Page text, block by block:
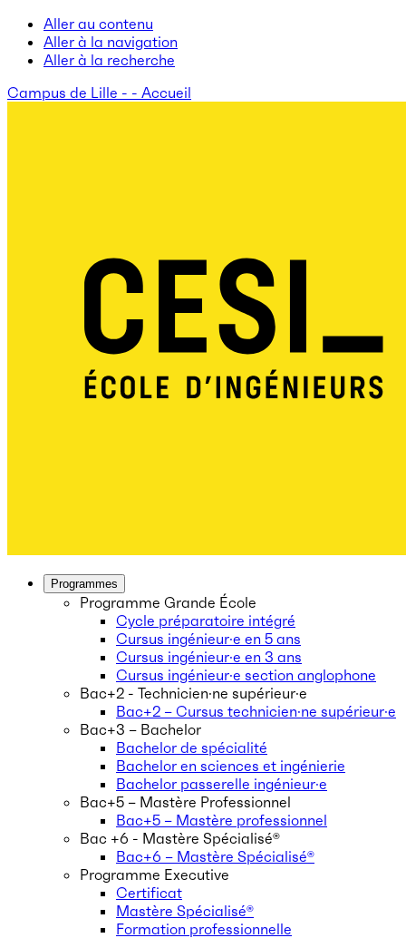
Aller au contenu
Aller à la navigation
Aller à la recherche
Campus de Lille - - Accueil
Programmes
Programme Grande École
Cycle préparatoire intégré
Cursus ingénieur·e en 5 ans
Cursus ingénieur·e en 3 ans
Cursus ingénieur·e section anglophone
Bac+2 - Technicien·ne supérieur·e
Bac+2 – Cursus technicien·ne supérieur·e
Bac+3 – Bachelor
Bachelor de spécialité
Bachelor en sciences et ingénierie
Bachelor passerelle ingénieur·e
Bac+5 – Mastère Professionnel
Bac+5 – Mastère professionnel
Bac +6 - Mastère Spécialisé®
Bac+6 – Mastère Spécialisé®
Programme Executive
Certificat
Mastère Spécialisé®
Formation professionnelle